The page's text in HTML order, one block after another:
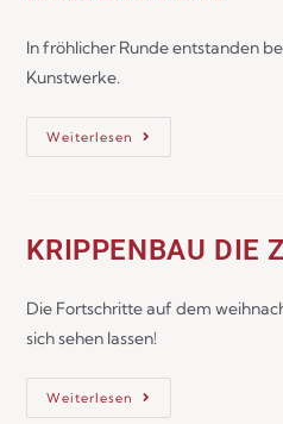
In fröhlicher Runde entstanden
Kunstwerke.
Weiterlesen
KRIPPENBAU DIE
Die Fortschritte auf dem
sich sehen lassen!
Weiterlesen